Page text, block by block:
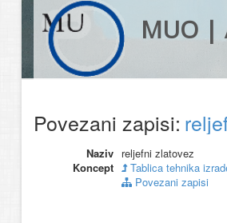
MUO |
Povezani zapisi:
Naziv reljefni zlatovez
Koncept
Tablica tehnika
Povezani zapisi